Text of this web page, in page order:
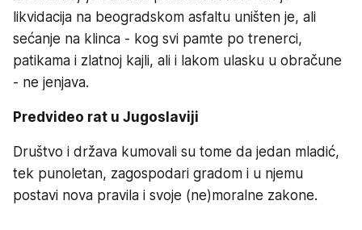
likvidacija na beogradskom asfaltu uništen je, ali
sećanje na klinca - kog svi pamte po trenerci,
patikama i zlatnoj kajli, ali i lakom ulasku u obračune
- ne jenjava.
Predvideo rat u Jugoslaviji
Društvo i država kumovali su tome da jedan mladić,
tek punoletan, zagospodari gradom i u njemu
postavi nova pravila i svoje (ne)moralne zakone.